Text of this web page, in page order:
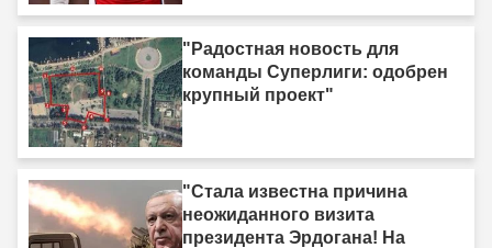
"Радостная новость для
команды Суперлиги: одобрен
крупный проект"
"Стала известна причина
неожиданного визита
президента Эрдогана! На